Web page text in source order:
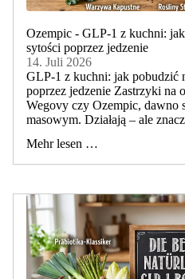
Ozempic - GLP-1 z kuchni:
sytości poprzez jedzenie
14. Juli 2026
GLP-1 z kuchni: jak pobudzić
poprzez jedzenie Zastrzyki na
Wegovy czy Ozempic, dawno
masowym. Działają – ale
Mehr lesen …